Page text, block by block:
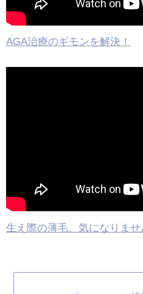
AGA治療のギモンを解決！
生え際の薄毛、気になりませ